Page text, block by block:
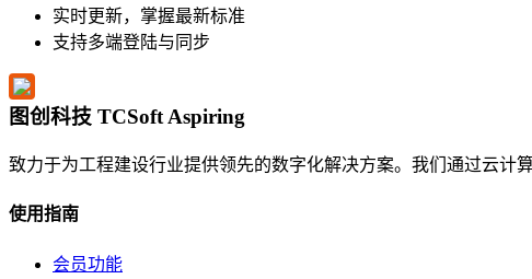
实时更新，掌握最新标准
支持多端登陆与同步
图创科技 TCSoft Aspiring
致力于为工程建设行业提供领先的数字化解决方案。我们通过云计
使用指南
会员功能